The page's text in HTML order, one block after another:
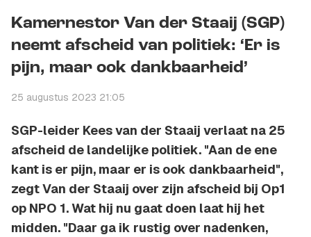
Kopieer link
Kamernestor Van der Staaij (SGP)
neemt afscheid van politiek: ‘Er is
pijn, maar ook dankbaarheid’
25 augustus 2023 21:05
SGP-leider Kees van der Staaij verlaat na 25
afscheid de landelijke politiek. "Aan de ene
kant is er pijn, maar er is ook dankbaarheid",
zegt Van der Staaij over zijn afscheid bij Op1
op NPO 1. Wat hij nu gaat doen laat hij het
midden. "Daar ga ik rustig over nadenken,